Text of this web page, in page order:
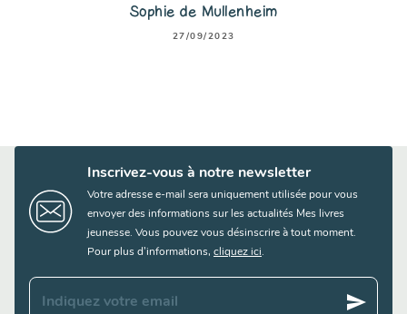
Sophie de Mullenheim
27/09/2023
Inscrivez-vous à notre newsletter
Votre adresse e-mail sera uniquement utilisée pour vous
envoyer des informations sur les actualités Mes livres
jeunesse. Vous pouvez vous désinscrire à tout moment.
Pour plus d’informations, cliquez ici.
Indiquez votre email send